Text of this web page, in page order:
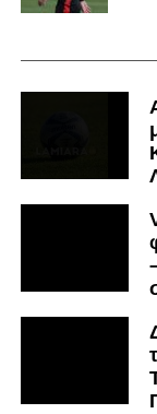
ΑΟ Τρίκαλα:
Κουφιώτης,
Αλτάνης,
Παπαδάκος,
μαθαίνετε
υπόλοιπο
μαθαίνετε σε